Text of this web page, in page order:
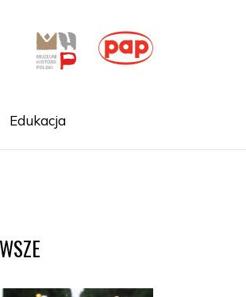
Edukacja